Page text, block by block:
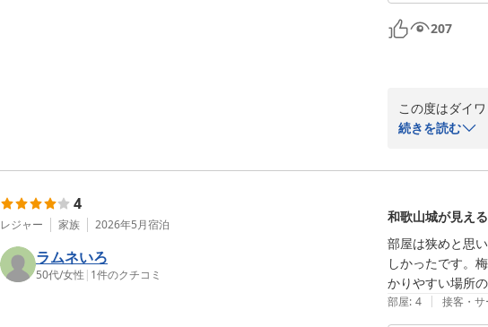
207
この度はダイ
いたしました
「今後は和歌
今後ともお客
お客様とまた
ダイワロイネ
ダイワロイネッ
続きを読む
4
レジャー 家族 2026年5月宿泊
ラムネいろ
50代/女性 | 1件のクチコミ
和歌山城が見え
部屋は狭めと思
しかったです。
かりやすい場所
部屋: 4 | 接客・サ